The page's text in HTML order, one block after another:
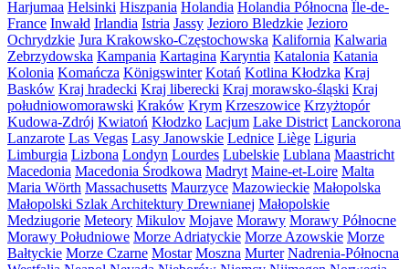
Harjumaa Helsinki Hiszpania Holandia Holandia Północna Île-de-
France Inwałd Irlandia Istria Jassy Jezioro Bledzkie Jezioro
Ochrydzkie Jura Krakowsko-Częstochowska Kalifornia Kalwaria
Zebrzydowska Kampania Kartagina Karyntia Katalonia Katania
Kolonia Komańcza Königswinter Kotań Kotlina Kłodzka Kraj
Basków Kraj hradecki Kraj liberecki Kraj morawsko-śląski Kraj
południowomorawski Kraków Krym Krzeszowice Krzyżtopór
Kudowa-Zdrój Kwiatoń Kłodzko Lacjum Lake District Lanckorona
Lanzarote Las Vegas Lasy Janowskie Lednice Liège Liguria
Limburgia Lizbona Londyn Lourdes Lubelskie Lublana Maastricht
Macedonia Macedonia Środkowa Madryt Maine-et-Loire Malta
Maria Wörth Massachusetts Maurzyce Mazowieckie Małopolska
Małopolski Szlak Architektury Drewnianej Małopolskie
Medziugorie Meteory Mikulov Mojave Morawy Morawy Północne
Morawy Południowe Morze Adriatyckie Morze Azowskie Morze
Bałtyckie Morze Czarne Mostar Moszna Murter Nadrenia-Północna